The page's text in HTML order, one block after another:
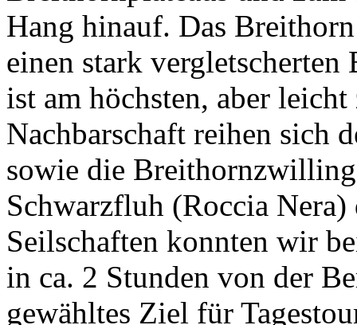
Hang hinauf. Das
einen stark
ist am höchsten, aber
Nachbarschaft reihen sich
sowie die
Schwarzfluh (Roccia
Seilschaften konnten wir
in ca. 2 Stunden von der
gewähltes Ziel für